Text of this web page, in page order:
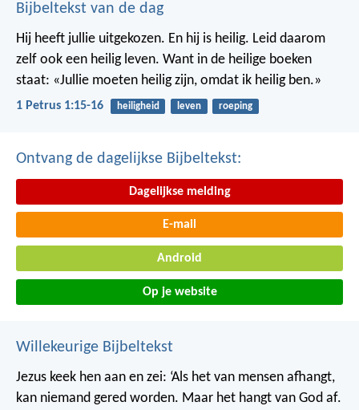
Bijbeltekst van de dag
Hij heeft jullie uitgekozen. En hij is heilig. Leid daarom
zelf ook een heilig leven. Want in de heilige boeken
staat: «Jullie moeten heilig zijn, omdat ik heilig ben.»
1 Petrus 1:15-16 heiligheid leven roeping
Ontvang de dagelijkse Bijbeltekst:
Dagelijkse melding
E-mail
Android
Op je website
Willekeurige Bijbeltekst
Jezus keek hen aan en zei: ‘Als het van mensen afhangt,
kan niemand gered worden. Maar het hangt van God af.